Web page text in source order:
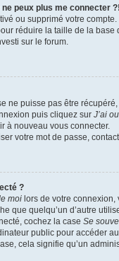
peux plus me connecter
ou supprimé votre
réduire la taille de la base
sur le forum.
ne puisse pas être
puis cliquez sur J’ai
à nouveau vous connecter.
votre mot de passe,
?
moi lors de votre connexion,
que quelqu’un d’autre
cochez la case Se
public pour accéder
cela signifie qu’un